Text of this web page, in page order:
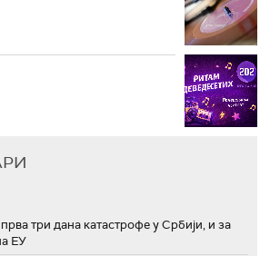
три дана катастрофе у Србији, и за
ЕУ